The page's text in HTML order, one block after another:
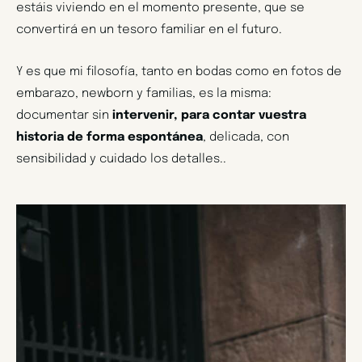
estáis viviendo en el momento presente, que se
convertirá en un tesoro familiar en el futuro.
Y es que mi filosofía, tanto en bodas como en fotos de
embarazo, newborn y familias, es la misma:
documentar sin intervenir, para contar vuestra
historia de forma espontánea, delicada, con
sensibilidad y cuidado los detalles..